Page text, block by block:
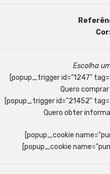
Escolha
[popup_trigger id="1247"
Quero
[popup_trigger id="21452"
Quero obter
[popup_cookie
[popup_cookie